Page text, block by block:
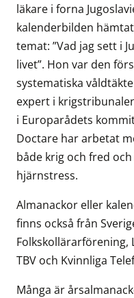
läkare i forna
kalenderbilden
temat: ”Vad jag sett i
livet”. Hon var den
systematiska
expert i
i Europarådets
Doctare har arbetat
både krig och fred
hjärnstress.
Almanackor eller
finns också från
Folkskollärarförening,
TBV och Kvinnliga
Många är